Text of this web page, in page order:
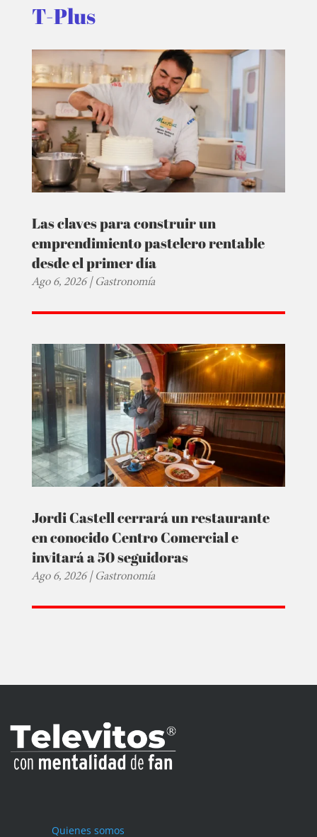
T-Plus
Las claves para construir un
emprendimiento pastelero rentable
desde el primer día
Ago 6, 2026|Gastronomía
Jordi Castell cerrará un restaurante
en conocido Centro Comercial e
invitará a 50 seguidoras
Ago 6, 2026|Gastronomía
Quienes somos